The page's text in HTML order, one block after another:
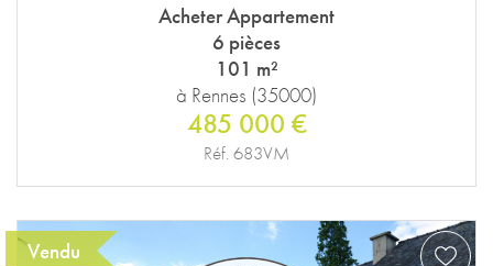
Acheter Appartement
6 pièces
101 m²
à Rennes (35000)
485 000 €
Réf. 683VM
Vendu